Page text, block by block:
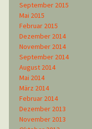
September 2015
Mai 2015
Februar 2015
Dezember 2014
November 2014
September 2014
August 2014
Mai 2014
März 2014
Februar 2014
Dezember 2013
November 2013